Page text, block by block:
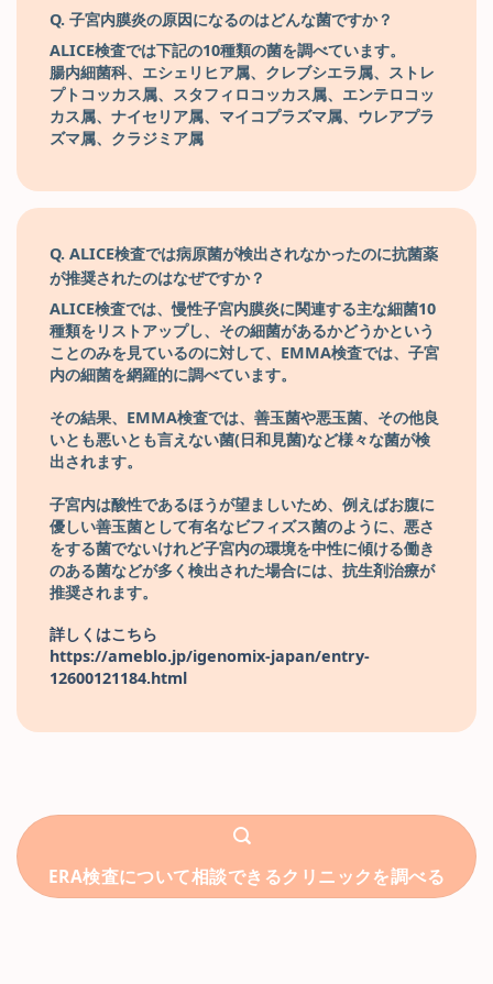
Q. 子宮内膜炎の原因になるのはどんな菌ですか？
ALICE検査では下記の10種類の菌を調べています。
腸内細菌科、エシェリヒア属、クレブシエラ属、ストレ
プトコッカス属、スタフィロコッカス属、エンテロコッ
カス属、ナイセリア属、マイコプラズマ属、ウレアプラ
ズマ属、クラジミア属
Q. ALICE検査では病原菌が検出されなかったのに抗菌薬
が推奨されたのはなぜですか？
ALICE検査では、慢性子宮内膜炎に関連する主な細菌10
種類をリストアップし、その細菌があるかどうかという
ことのみを見ているのに対して、EMMA検査では、子宮
内の細菌を網羅的に調べています。
その結果、EMMA検査では、善玉菌や悪玉菌、その他良
いとも悪いとも言えない菌(日和見菌)など様々な菌が検
出されます。
子宮内は酸性であるほうが望ましいため、例えばお腹に
優しい善玉菌として有名なビフィズス菌のように、悪さ
をする菌でないけれど子宮内の環境を中性に傾ける働き
のある菌などが多く検出された場合には、抗生剤治療が
推奨されます。
詳しくはこちら
https://ameblo.jp/igenomix-japan/entry-
12600121184.html
ERA検査について相談できるクリニックを調べる